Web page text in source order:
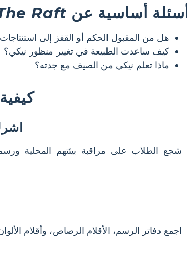
أسئلة أساسية عن Raft
هل من المقبول الحكم أو القفز إلى
كيف ساعدت الطبيعة في تغيير منظور نيكي؟
ماذا تعلم نيكي من الصيف مع جدته؟
شجع الطلاب على مراقبة بيئتهم المحلية
اجمع دفاتر الرسم، الأقلام الرصاص، وأقلام